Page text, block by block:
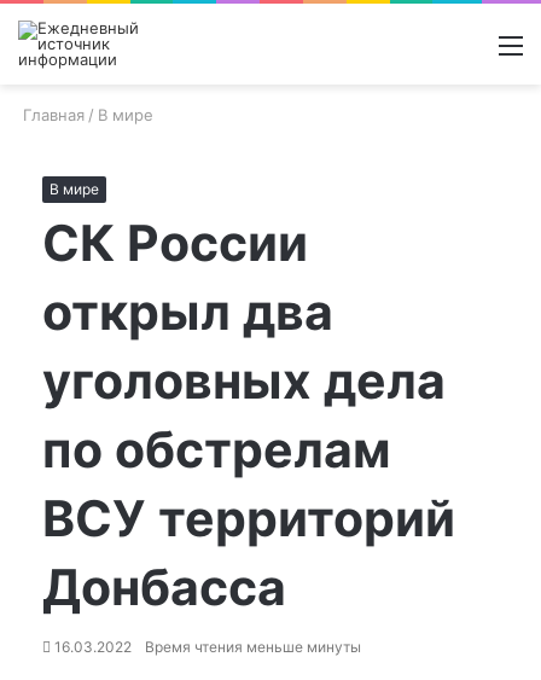
Поиск
Switch
Главная / В мире
В мире
СК России
открыл два
уголовных дела
по обстрелам
ВСУ территорий
Донбасса
16.03.2022 Время чтения меньше минуты